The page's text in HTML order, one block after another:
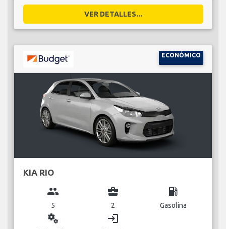
VER DETALLES...
ECONÓMICO
KIA RIO
group
5
business_center
2
local_gas_station
Gasolina
miscellaneous_services login